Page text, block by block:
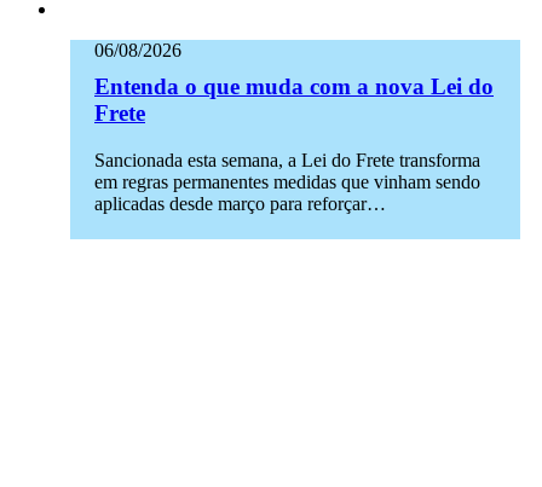
06/08/2026
Entenda o que muda com a nova Lei do
Frete
Sancionada esta semana, a Lei do Frete transforma
em regras permanentes medidas que vinham sendo
aplicadas desde março para reforçar…